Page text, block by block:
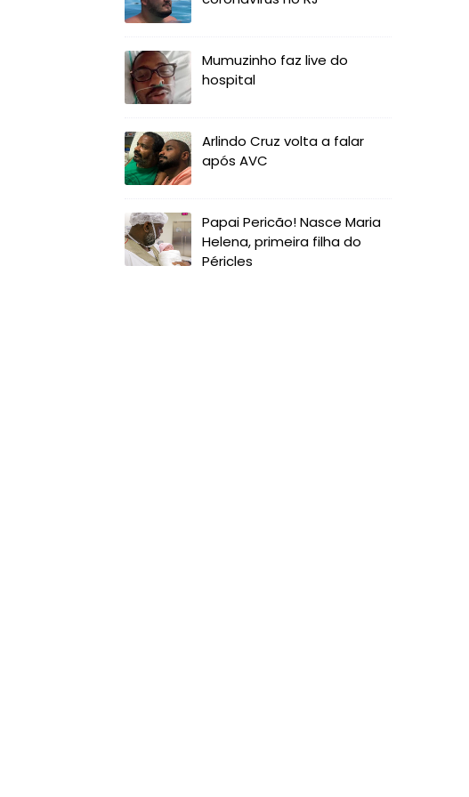
Mumuzinho faz live do
hospital
Arlindo Cruz volta a falar
após AVC
Papai Pericão! Nasce Maria
Helena, primeira filha do
Péricles